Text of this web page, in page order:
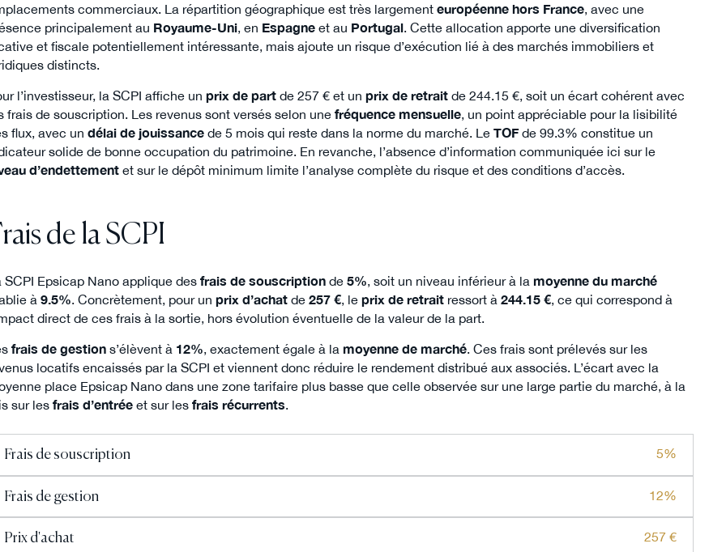
commerciaux. La répartition géographique est très largement européenne hors France, avec une
principalement au Royaume-Uni, en Espagne et au Portugal. Cette allocation apporte une diversification
et fiscale potentiellement intéressante, mais ajoute un risque d’exécution lié à des marchés immobiliers et
distincts.
l’investisseur, la SCPI affiche un prix de part de 257 € et un prix de retrait de 244.15 €, soit un écart cohérent avec
frais de souscription. Les revenus sont versés selon une fréquence mensuelle, un point appréciable pour la lisibilité
flux, avec un délai de jouissance de 5 mois qui reste dans la norme du marché. Le TOFde 99.3% constitue un
solide de bonne occupation du patrimoine. En revanche, l’absence d’information communiquée ici sur le
d’endettement et sur le dépôt minimum limite l’analyse complète du risque et des conditions d’accès.
de la SCPI
SCPI Epsicap Nano applique des frais de souscription de 5% , soit un niveau inférieur à la moyenne du marché
à 9.5% . Concrètement, pour un prix d’achat de 257 € , le prix de retrait ressort à 244.15 € , ce qui correspond à
direct de ces frais à la sortie, hors évolution éventuelle de la valeur de la part.
frais de gestion s’élèvent à 12%, exactement égale à la moyenne de marché. Ces frais sont prélevés sur les
locatifs encaissés par la SCPI et viennent donc réduire le rendement distribué aux associés. L’écart avec la
place Epsicap Nano dans une zone tarifaire plus basse que celle observée sur une large partie du marché, à la
sur les frais d’entrée et sur les frais récurrents.
Frais de souscription 5%
Frais de gestion 12%
Prix d'achat 257 €